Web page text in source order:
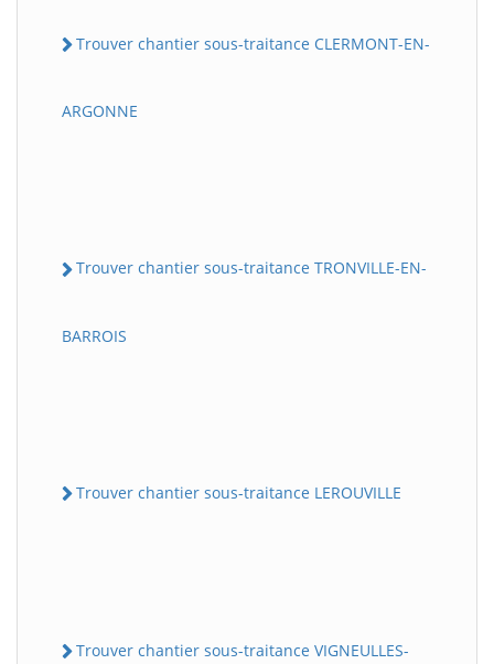
Trouver chantier sous-traitance CLERMONT-EN-
ARGONNE
Trouver chantier sous-traitance TRONVILLE-EN-
BARROIS
Trouver chantier sous-traitance LEROUVILLE
Trouver chantier sous-traitance VIGNEULLES-